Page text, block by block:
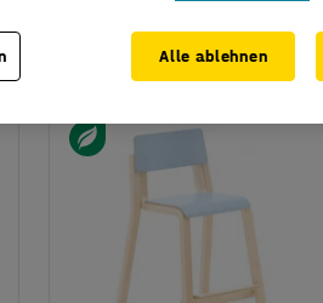
Alle ablehnen